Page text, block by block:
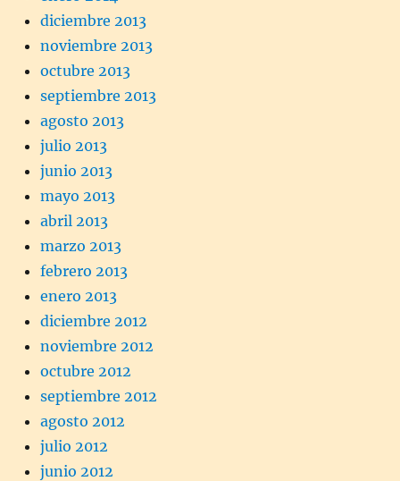
diciembre 2013
noviembre 2013
octubre 2013
septiembre 2013
agosto 2013
julio 2013
junio 2013
mayo 2013
abril 2013
marzo 2013
febrero 2013
enero 2013
diciembre 2012
noviembre 2012
octubre 2012
septiembre 2012
agosto 2012
julio 2012
junio 2012